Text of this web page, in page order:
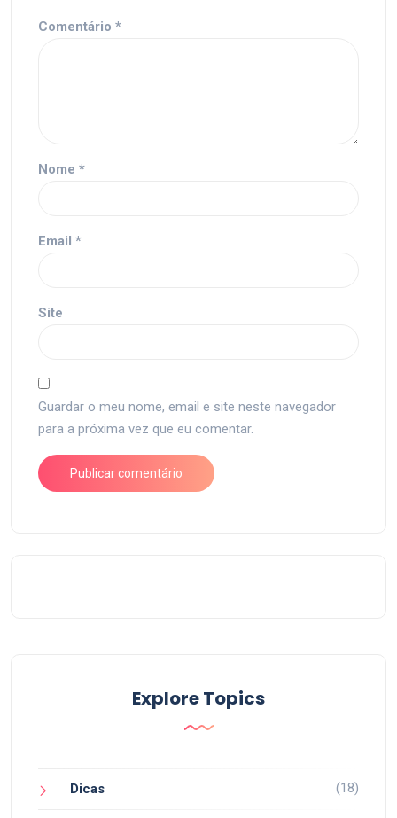
Comentário *
Nome *
Email *
Site
Guardar o meu nome, email e site neste navegador
para a próxima vez que eu comentar.
Explore Topics
Dicas (18)